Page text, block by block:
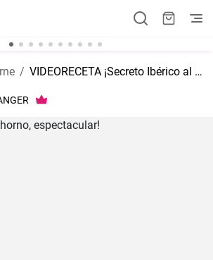
VIDEORECETA ¡Secreto Ibérico al horno, espectacular!